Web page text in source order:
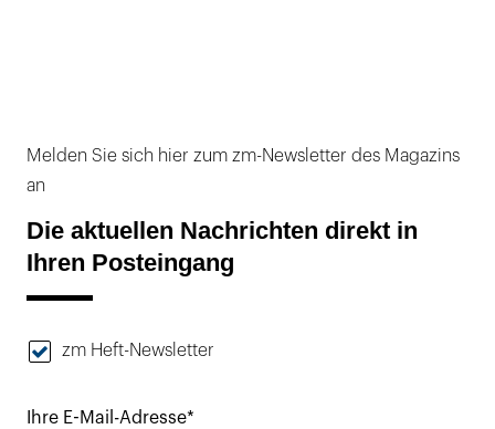
Melden Sie sich hier zum zm-Newsletter des Magazins
an
Die aktuellen Nachrichten direkt in
Ihren Posteingang
zm Heft-Newsletter
Ihre E-Mail-Adresse*